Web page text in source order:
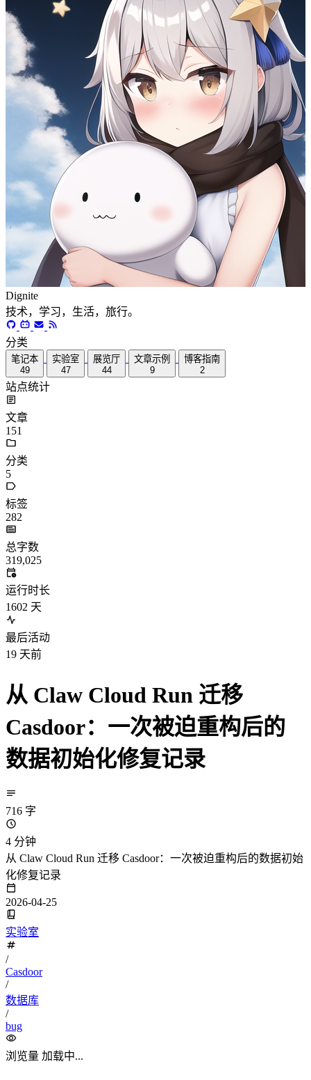
Dignite
技术，学习，生活，旅行。
分类
笔记本
49
实验室
47
展览厅
44
文章示例
9
博客指南
2
站点统计
文章
151
分类
5
标签
282
总字数
319,025
运行时长
1602 天
最后活动
19 天前
从 Claw Cloud Run 迁移
Casdoor：一次被迫重构后的
数据初始化修复记录
716 字
4 分钟
从 Claw Cloud Run 迁移 Casdoor：一次被迫重构后的数据初始
化修复记录
2026-04-25
实验室
/
Casdoor
/
数据库
/
bug
浏览量 加载中...